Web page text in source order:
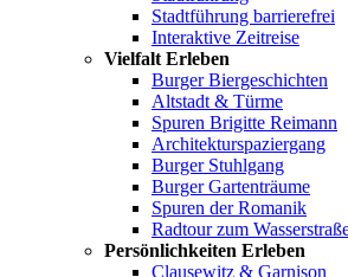
Stadtführung barrierefrei
Interaktive Zeitreise
Vielfalt Erleben
Burger Biergeschichten
Altstadt & Türme
Spuren Brigitte Reimann
Architekturspaziergang
Burger Stuhlgang
Burger Gartenträume
Spuren der Romanik
Radtour zum
Persönlichkeiten Erleben
Clausewitz & Garnison